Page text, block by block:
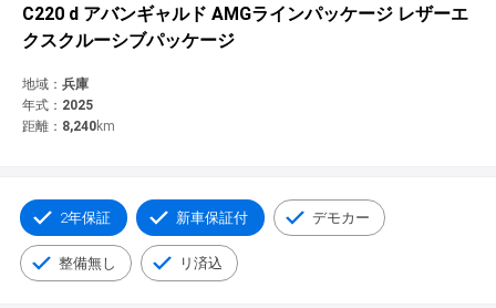
女性活躍・次世代育成
ポルシェ認定中古車
新車情報
© 2021 YANASE & CO.,LTD. ALL RIGHTS RESERVED.
C220 d アバンギャルド AMGラインパッケージ レザーエ
クスクルーシブパッケージ
地域： 兵庫
年式： 2025
距離： 8,240km
2年保証 新車保証付 デモカー
整備無し リ済込